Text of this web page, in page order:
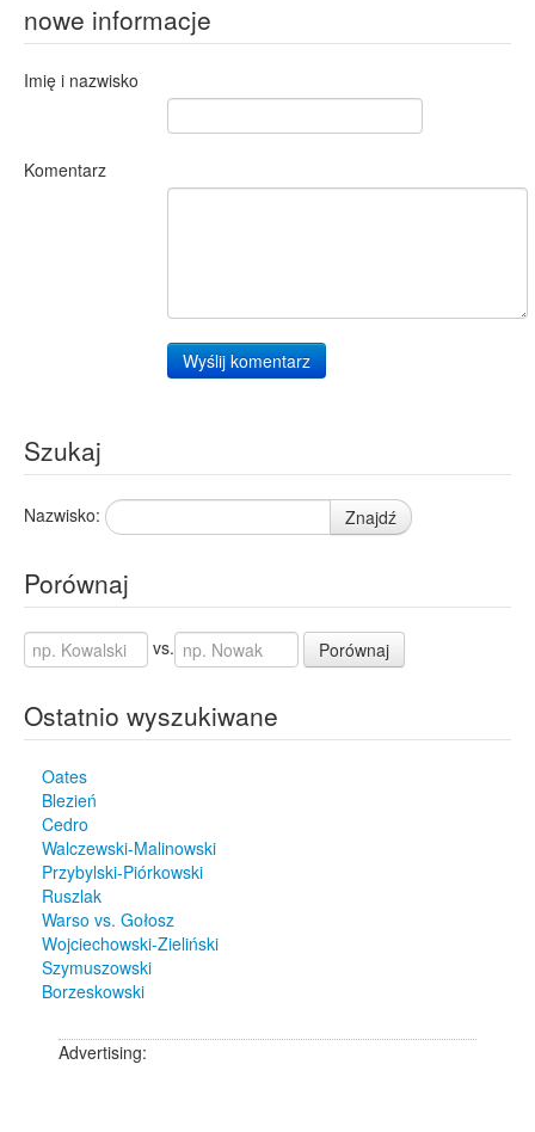
nowe informacje
Imię i nazwisko
Komentarz
Wyślij komentarz
Szukaj
Nazwisko: Znajdź
Porównaj
vs. Porównaj
Ostatnio wyszukiwane
Oates
Blezień
Cedro
Walczewski-Malinowski
Przybylski-Piórkowski
Ruszlak
Warso vs. Gołosz
Wojciechowski-Zieliński
Szymuszowski
Borzeskowski
Advertising: